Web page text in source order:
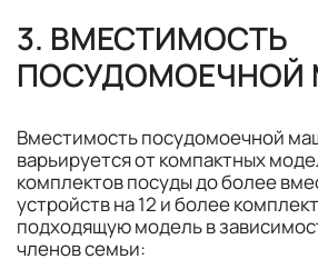
3. ВМЕСТИМОСТЬ
Вместимость посудомоечной
варьируется от компактных
комплектов посуды до более
устройств на 12 и более
подходящую модель в
членов семьи: